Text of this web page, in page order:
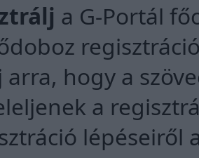
a G-Portál
arra, hogy a
a
lépéseiről